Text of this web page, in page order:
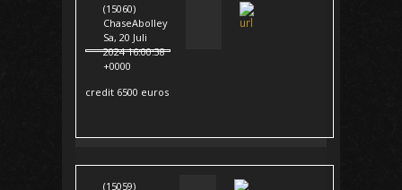
(15060)
ChaseAbolley
Sa, 20 Juli
2024 16:00:38
+0000
credit 6500 euros
(15059)